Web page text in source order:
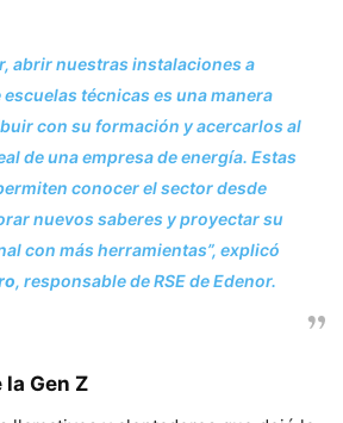
abrir nuestras instalaciones a
técnicas es una manera
con su formación y acercarlos al
de una empresa de energía. Estas
conocer el sector desde
nuevos saberes y proyectar su
con más herramientas”, explicó
, responsable de RSE de Edenor.
Gen Z